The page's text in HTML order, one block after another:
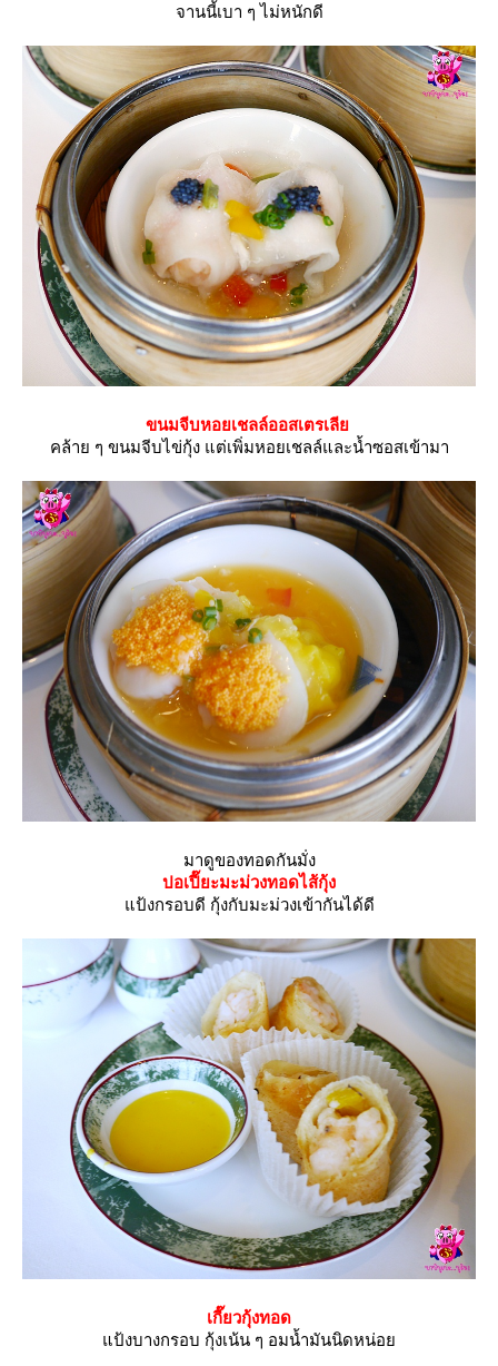
จานนี้เบา ๆ ไม่หนักดี
ขนมจีบหอยเชลล์ออสเตรเลี
คล้าย ๆ ขนมจีบไข่กุ้ง ต่เพิ่มหอยเชลล์และน้ำซอสเข้ามา
มาดูของทอดกันมั่ง
ปอเปี๊ยะมะม่วงทอดไส้กุ้ง
ป้งกรอบดี กุ้งกับมะม่วงเข้ากันได้ดี
เกี๊ยวกุ้งทอด
ป้งบางกรอบ กุ้งเน้น ๆ อมน้ำมันนิดหน่อ